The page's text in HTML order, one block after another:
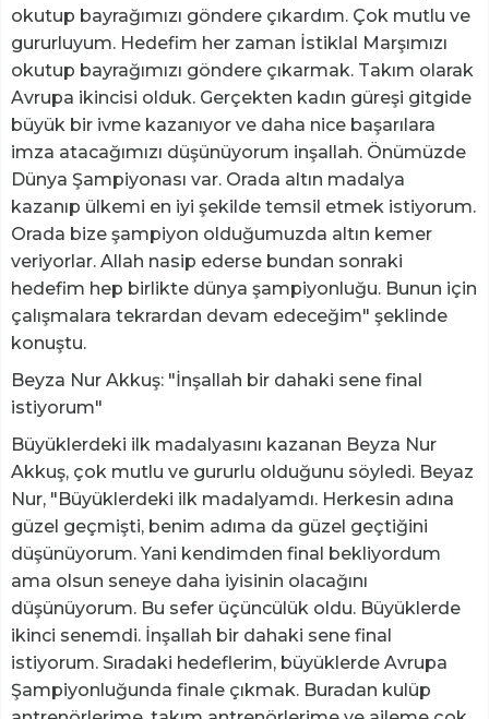
okutup bayrağımızı göndere çıkardım. Çok mutlu ve
gururluyum. Hedefim her zaman İstiklal Marşımızı
okutup bayrağımızı göndere çıkarmak. Takım olarak
Avrupa ikincisi olduk. Gerçekten kadın güreşi gitgide
büyük bir ivme kazanıyor ve daha nice başarılara
imza atacağımızı düşünüyorum inşallah. Önümüzde
Dünya Şampiyonası var. Orada altın madalya
kazanıp ülkemi en iyi şekilde temsil etmek istiyorum.
Orada bize şampiyon olduğumuzda altın kemer
veriyorlar. Allah nasip ederse bundan sonraki
hedefim hep birlikte dünya şampiyonluğu. Bunun için
çalışmalara tekrardan devam edeceğim" şeklinde
konuştu.
Beyza Nur Akkuş: "İnşallah bir dahaki sene final
istiyorum"
Büyüklerdeki ilk madalyasını kazanan Beyza Nur
Akkuş, çok mutlu ve gururlu olduğunu söyledi. Beyaz
Nur, "Büyüklerdeki ilk madalyamdı. Herkesin adına
güzel geçmişti, benim adıma da güzel geçtiğini
düşünüyorum. Yani kendimden final bekliyordum
ama olsun seneye daha iyisinin olacağını
düşünüyorum. Bu sefer üçüncülük oldu. Büyüklerde
ikinci senemdi. İnşallah bir dahaki sene final
istiyorum. Sıradaki hedeflerim, büyüklerde Avrupa
Şampiyonluğunda finale çıkmak. Buradan kulüp